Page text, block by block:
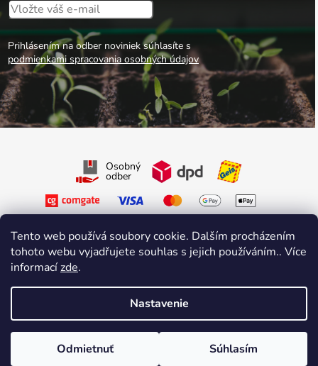
Tento web používá soubory cookie. Dalším procházením
tohoto webu vyjadřujete souhlas s jejich používáním.. Více
informacízde.
Nastavenie
Odmietnuť Súhlasím
Prihlásením na odber noviniek súhlasíte s
podmienkami spracovania osobných údajov
Osobný
odber
Sledujte nás na Instagrame
Vytvoril Shoptet Premium&sniperdesign.cz
Copyright 2026Growmarket.cz . Všetky práva vyhradené.